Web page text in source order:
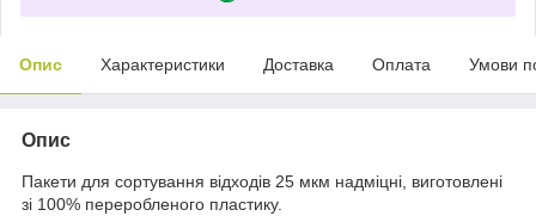
Опис Характеристики Доставка Оплата Умови
Опис
Пакети для сортування відходів 25 мкм надміцні, виготовлені
зі 100% переробленого пластику.